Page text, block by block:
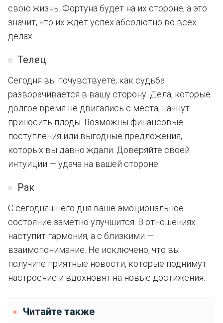
свою жизнь. Фортуна будет на их стороне, а это
значит, что их ждет успех абсолютно во всех
делах.
Телец
Сегодня вы почувствуете, как судьба
разворачивается в вашу сторону. Дела, которые
долгое время не двигались с места, начнут
приносить плоды. Возможны финансовые
поступления или выгодные предложения,
которых вы давно ждали. Доверяйте своей
интуиции — удача на вашей стороне.
Рак
С сегодняшнего дня ваше эмоциональное
состояние заметно улучшится. В отношениях
наступит гармония, а с близкими —
взаимопонимание. Не исключено, что вы
получите приятные новости, которые поднимут
настроение и вдохновят на новые достижения.
Читайте также